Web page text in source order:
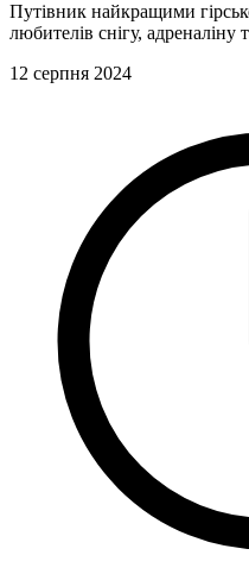
Путівник найкращими
любителів снігу, адреналіну
12 серпня 2024